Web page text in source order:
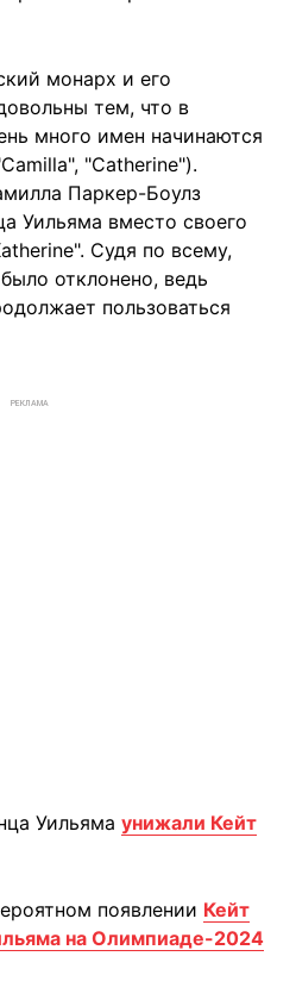
монарх и его
тем, что в
много имен начинаются
"Catherine").
Паркер-Боулз
Уильяма вместо своего
Судя по всему,
отклонено, ведь
пользоваться
РЕКЛАМА
Уильяма унижали Кейт
появлении Кейт
на Олимпиаде-2024